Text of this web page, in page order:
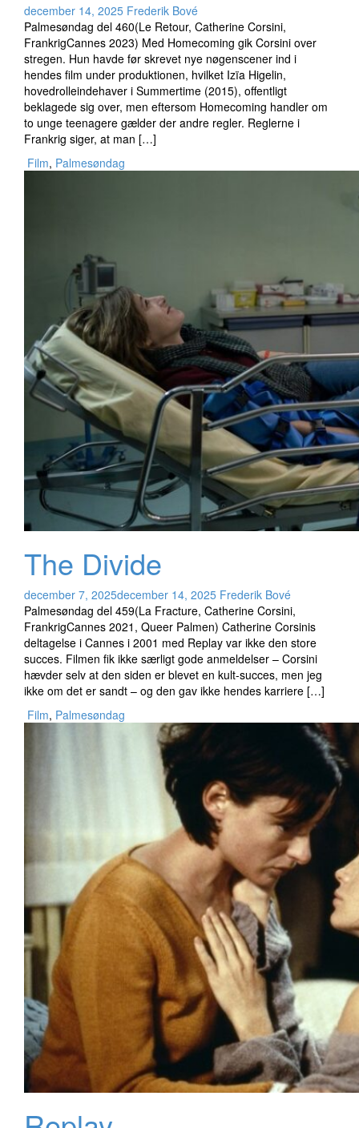
december 14, 2025 Frederik Bové
Palmesøndag del 460(Le Retour, Catherine Corsini,
FrankrigCannes 2023) Med Homecoming gik Corsini over
stregen. Hun havde før skrevet nye nøgenscener ind i
hendes film under produktionen, hvilket Izïa Higelin,
hovedrolleindehaver i Summertime (2015), offentligt
beklagede sig over, men eftersom Homecoming handler om
to unge teenagere gælder der andre regler. Reglerne i
Frankrig siger, at man […]
Film, Palmesøndag
The Divide
december 7, 2025december 14, 2025 Frederik Bové
Palmesøndag del 459(La Fracture, Catherine Corsini,
FrankrigCannes 2021, Queer Palmen) Catherine Corsinis
deltagelse i Cannes i 2001 med Replay var ikke den store
succes. Filmen fik ikke særligt gode anmeldelser – Corsini
hævder selv at den siden er blevet en kult-succes, men jeg
ikke om det er sandt – og den gav ikke hendes karriere […]
Film, Palmesøndag